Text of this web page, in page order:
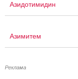
Азидотимидин
Азимитем
Реклама